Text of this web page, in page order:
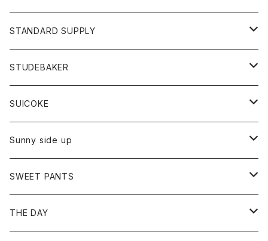
スカート
スカート
Tシャツ
アクセサリー
バック
カットソー
カーディガン
ボトム
ショートパンツ
パンツ
レディース
カットソー
カーディガン
ベスト
トップス
カットソー
ボトム
パンツ
オーバーオール
STANDARD SUPPLY
財布
バッグ
STUDEBAKER
アクセサリー
ブレスレット
リング
SUICOKE
ブーツ
サンダル
Sunny side up
アウター
Ｇジャン
ボトム
SWEET PANTS
ボトム
THE DAY